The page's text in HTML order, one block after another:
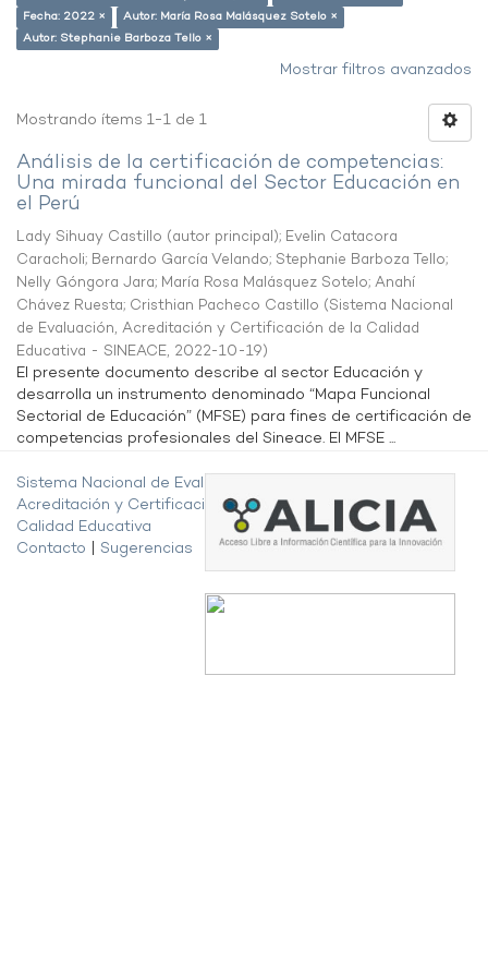
Fecha: 2022 ×
Autor: María Rosa Malásquez Sotelo ×
Autor: Stephanie Barboza Tello ×
Mostrar filtros avanzados
Mostrando ítems 1-1 de 1
Análisis de la certificación de competencias:
Una mirada funcional del Sector Educación en
el Perú
Lady Sihuay Castillo (autor principal); Evelin Catacora
Caracholi; Bernardo García Velando; Stephanie Barboza Tello;
Nelly Góngora Jara; María Rosa Malásquez Sotelo; Anahí
Chávez Ruesta; Cristhian Pacheco Castillo (Sistema Nacional
de Evaluación, Acreditación y Certificación de la Calidad
Educativa - SINEACE, 2022-10-19)
El presente documento describe al sector Educación y
desarrolla un instrumento denominado “Mapa Funcional
Sectorial de Educación” (MFSE) para fines de certificación de
competencias profesionales del Sineace. El MFSE ...
Sistema Nacional de Evaluación,
Acreditación y Certificación de la
Calidad Educativa
Contacto
Sugerencias